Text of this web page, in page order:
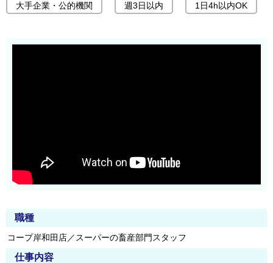
大手企業・公的機関 週3日以内 1日4h以内OK
職種
コープ岸和田店／スーパーの畜産部門スタッフ
仕事内容